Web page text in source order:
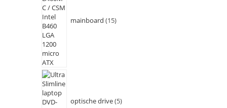
mainboard 15
optische drive 5